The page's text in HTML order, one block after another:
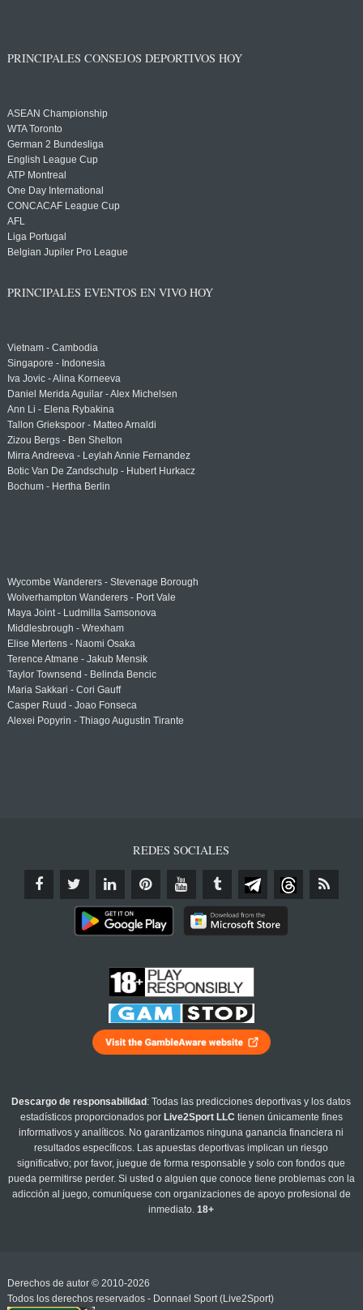
PRINCIPALES CONSEJOS DEPORTIVOS HOY
ASEAN Championship
WTA Toronto
German 2 Bundesliga
English League Cup
ATP Montreal
One Day International
CONCACAF League Cup
AFL
Liga Portugal
Belgian Jupiler Pro League
PRINCIPALES EVENTOS EN VIVO HOY
Vietnam - Cambodia
Singapore - Indonesia
Iva Jovic - Alina Korneeva
Daniel Merida Aguilar - Alex Michelsen
Ann Li - Elena Rybakina
Tallon Griekspoor - Matteo Arnaldi
Zizou Bergs - Ben Shelton
Mirra Andreeva - Leylah Annie Fernandez
Botic Van De Zandschulp - Hubert Hurkacz
Bochum - Hertha Berlin
Wycombe Wanderers - Stevenage Borough
Wolverhampton Wanderers - Port Vale
Maya Joint - Ludmilla Samsonova
Middlesbrough - Wrexham
Elise Mertens - Naomi Osaka
Terence Atmane - Jakub Mensik
Taylor Townsend - Belinda Bencic
Maria Sakkari - Cori Gauff
Casper Ruud - Joao Fonseca
Alexei Popyrin - Thiago Augustin Tirante
REDES SOCIALES
Descargo de responsabilidad : Todas las predicciones deportivas y los datos
estadísticos proporcionados por Live2Sport LLC tienen únicamente fines
informativos y analíticos. No garantizamos ninguna ganancia financiera ni
resultados específicos. Las apuestas deportivas implican un riesgo
significativo; por favor, juegue de forma responsable y solo con fondos que
pueda permitirse perder. Si usted o alguien que conoce tiene problemas con la
adicción al juego, comuníquese con organizaciones de apoyo profesional de
inmediato.18+
Derechos de autor © 2010-2026
Todos los derechos reservados - Donnael Sport (Live2Sport)